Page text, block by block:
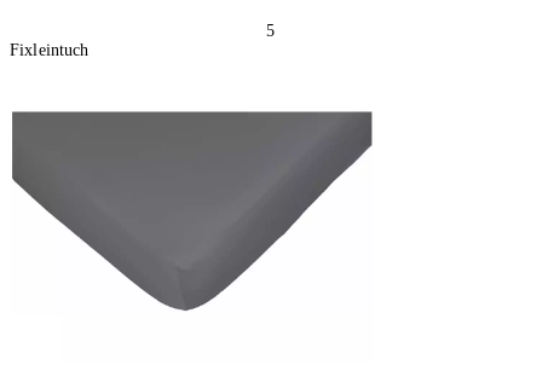
5
Fixleintuch